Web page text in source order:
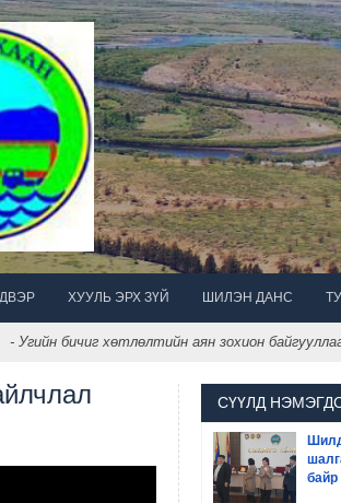
ХУУЛЬ ЭРХ ЗҮЙ ШИЛЭН ДАНС
Угийн бичиг хөтлөлтийн аян зохион байгууллаа.
СҮҮЛД
байр